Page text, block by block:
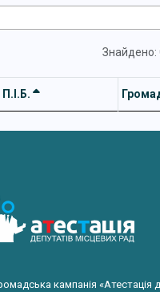
Знайдено:
П.І.Б.
кампанія «Атестація